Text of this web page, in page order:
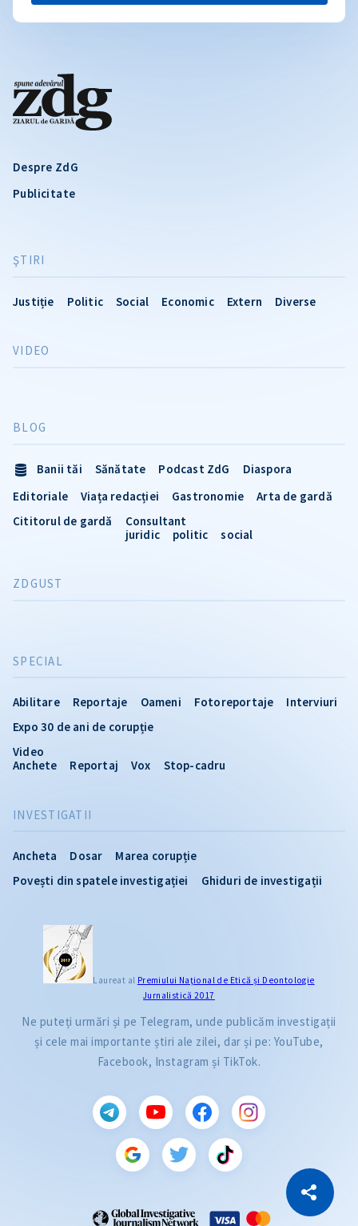
Copiază Link
Despre ZdG
Publicitate
ŞTIRI
Justiție Politic Social Economic Extern Diverse
INVESTIGATII
Ancheta Dosar
Marea corupție
Povești din spatele investigației
Ghiduri de investigații
VIDEO
SPECIAL
Abilitare Reportaje Oameni Fotoreportaje
Interviuri
Expo 30 de ani de corupție
Video
Anchete
Reportaj Vox Stop-cadru
BLOG
Banii tăi Sănătate Podcast ZdG
Diaspora
Editoriale
Viața redacției Gastronomie
Arta de gardă
Cititorul de gardă
Consultant
juridic
politic social
ZDGUST
Laureat al Premiului Naţional de Etică și Deontologie
Jurnalistică 2017
Ne puteți urmări și pe Telegram, unde publicăm investigații
și cele mai importante știri ale zilei, dar și pe: YouTube,
Facebook, Instagram și TikTok.